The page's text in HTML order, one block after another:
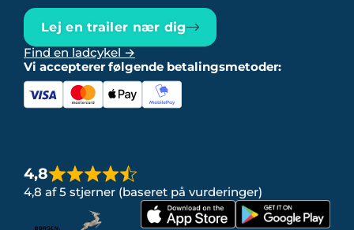
Lej en trailer nær dig
Find en ladcykel →
Vi accepterer følgende betalingsmetoder:
4,8
4,8 af 5 stjerner (baseret på vurderinger)